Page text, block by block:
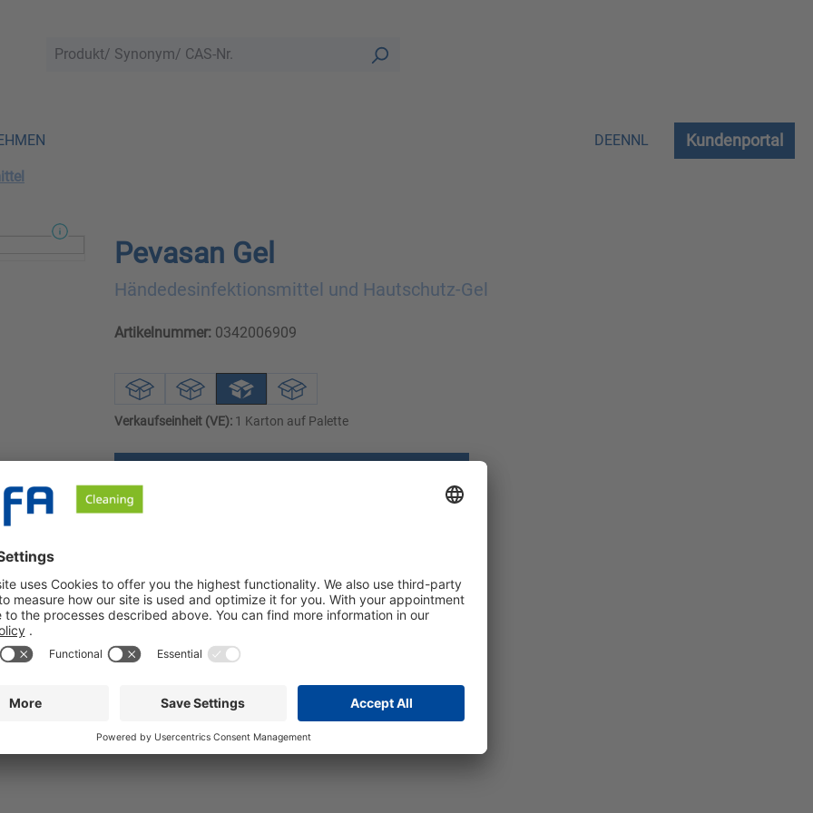
DEENNL Kundenportal
Pevasan Gel
Händedesinfektionsmittel und Hautschutz-Gel
Artikelnummer:0342006909
Verkaufseinheit (VE):1 Karton auf Palette
Downloads
mit Wasser abspülen und abtrocknen.